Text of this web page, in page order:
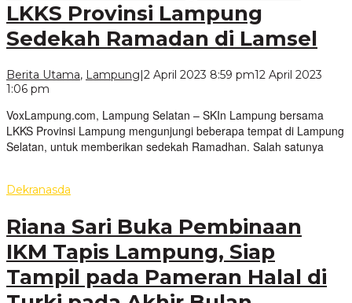
LKKS Provinsi Lampung
Sedekah Ramadan di Lamsel
Berita Utama, Lampung 2 April 2023 8:59 pm12 April 2023
1:06 pm
VoxLampung.com, Lampung Selatan – SKIn Lampung bersama
LKKS Provinsi Lampung mengunjungi beberapa tempat di Lampung
Selatan, untuk memberikan sedekah Ramadhan. Salah satunya
Dekranasda
Riana Sari Buka Pembinaan
IKM Tapis Lampung, Siap
Tampil pada Pameran Halal di